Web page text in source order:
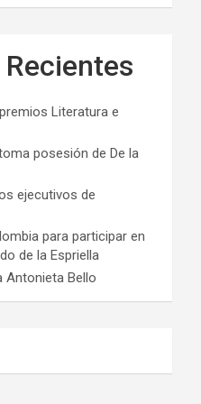
Literatura e
posesión de De la
ejecutivos de
para participar en
de la Espriella
Antonieta Bello